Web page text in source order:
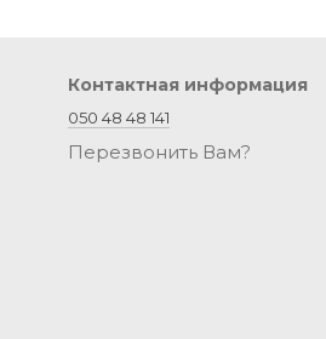
Контактная информация
050 48 48 141
Перезвонить Вам?